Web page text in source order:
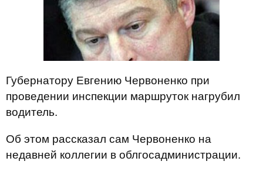
Губернатору Евгению Червоненко при
проведении инспекции маршруток нагрубил
водитель.
Об этом рассказал сам Червоненко на
недавней коллегии в облгосадминистрации.